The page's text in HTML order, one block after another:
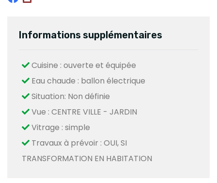
Informations supplémentaires
Cuisine : ouverte et équipée
Eau chaude : ballon électrique
Situation: Non définie
Vue : CENTRE VILLE - JARDIN
Vitrage : simple
Travaux à prévoir : OUI, SI
TRANSFORMATION EN HABITATION